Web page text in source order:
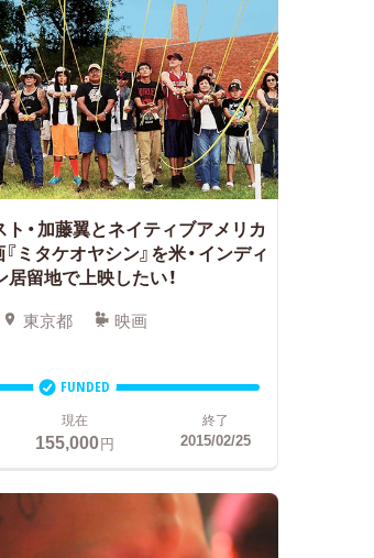
・加藤翼とネイティブアメリカ
ミタケオヤシン』を米・インディ
居留地で上映したい！
東京都 映画
FUNDED
現在
155,000円
終了
2015/02/25